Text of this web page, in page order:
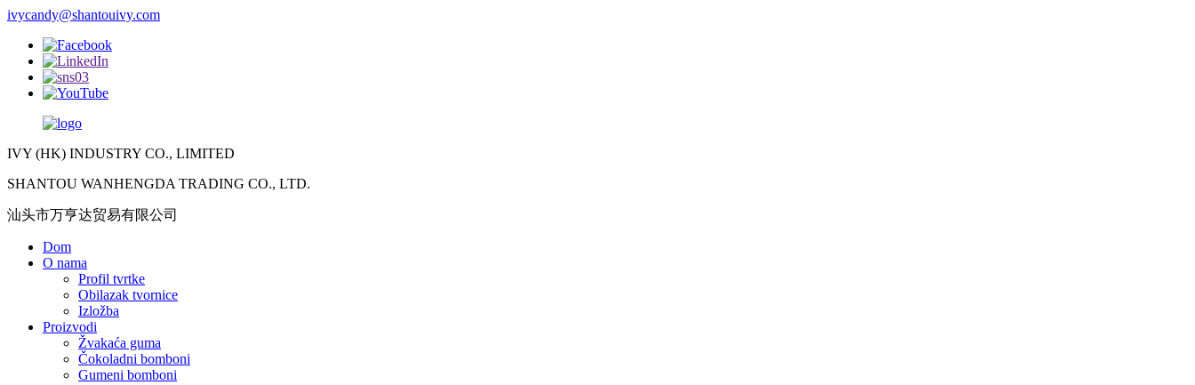
ivycandy@shantouivy.com
IVY (HK) INDUSTRY CO., LIMITED
SHANTOU WANHENGDA TRADING CO., LTD.
汕头市万亨达贸易有限公司
Dom
O nama
Profil tvrtke
Obilazak tvornice
Izložba
Proizvodi
Žvakaća guma
Čokoladni bomboni
Gumeni bomboni